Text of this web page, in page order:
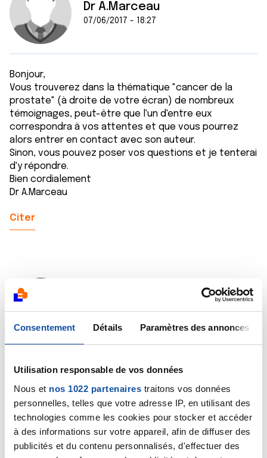
Consentement Détails Paramètres des annonces
Utilisation responsable de vos données
Nous et nos 1022 partenaires traitons vos données
personnelles, telles que votre adresse IP, en utilisant des
technologies comme les cookies pour stocker et accéder
à des informations sur votre appareil, afin de diffuser des
publicités et du contenu personnalisés, d'effectuer des
Dr A.Marceau
07/06/2017 - 18:27
Bonjour,
Vous trouverez dans la thématique "cancer de la
prostate" (à droite de votre écran) de nombreux
témoignages, peut-être que l'un d'entre eux
correspondra à vos attentes et que vous pourrez
alors entrer en contact avec son auteur.
Sinon, vous pouvez poser vos questions et je tenterai
d'y répondre.
Bien cordialement
Dr A.Marceau
Citer
Bonjour Sophie,
Il m'est très difficile sinon impossible de vous
apporter des précisions, seule l'équipe médicale qui a
pris votre père en charge pourrait répondre à
l'ensemble de vos questions car connaissant
l'ensemble des données de santé concernant votre
père.